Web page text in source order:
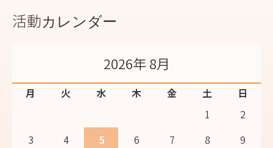
活動カレンダー
2026年 8月
月 火 水 木 金 土
日
1
2
3
4 5 6 7 8
9